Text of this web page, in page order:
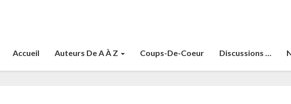
Accueil Auteurs De A À Z Coups-De-Coeur Discussions …